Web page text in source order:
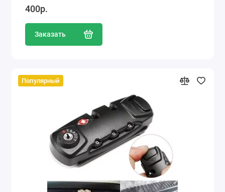
400р.
Заказать
Популярный